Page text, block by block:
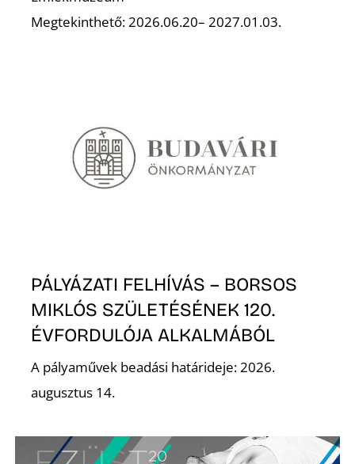
Megtekinthető: 2026.06.20– 2027.01.03.
PÁLYÁZATI FELHÍVÁS – BORSOS
MIKLÓS SZÜLETÉSÉNEK 120.
ÉVFORDULÓJA ALKALMÁBÓL
A pályaművek beadási határideje: 2026.
augusztus 14.